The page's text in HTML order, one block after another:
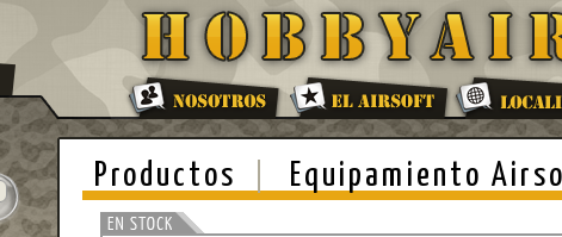
Productos Equipamiento